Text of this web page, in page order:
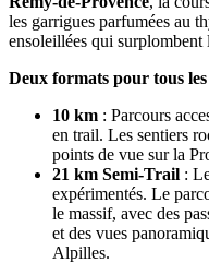
les garrigues parfumées au
ensoleillées qui surplombent
Deux formats pour tous
10 km : Parcours
en trail. Les sentiers
points de vue sur la
21 km Semi-Trail :
expérimentés. Le
le massif, avec des
et des vues
Alpilles.